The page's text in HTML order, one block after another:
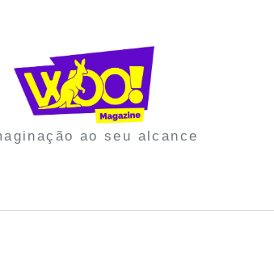
ao seu alcance